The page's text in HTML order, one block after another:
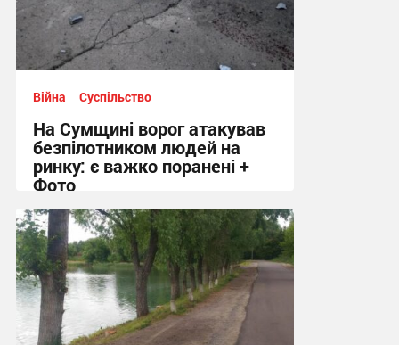
Війна Суспільство
На Сумщині ворог атакував
безпілотником людей на
ринку: є важко поранені +
Фото
10:41, 7.08.2026